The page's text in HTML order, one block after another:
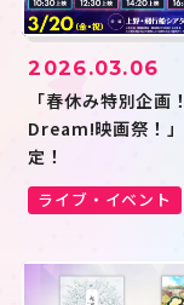
2026.03.06
ライブ・イベント
「春休み特別企画
Dream!映画祭！
定！